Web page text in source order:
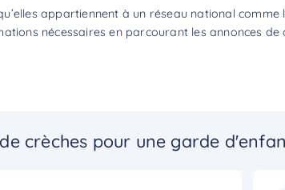
appartiennent à un réseau national comme
nécessaires en parcourant les annonces
crèches pour une garde